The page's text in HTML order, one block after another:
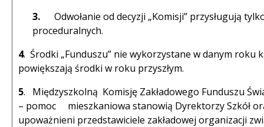
3. Odwołanie od decyzji „Komisji” przysługują
proceduralnych.
4. Środki „Funduszu” nie wykorzystane w danym roku
powiększają środki w roku przyszłym.
5. Międzyszkolną Komisję Zakładowego Funduszu
– pomoc mieszkaniowa stanowią Dyrektorzy Szkół
upoważnieni przedstawiciele zakładowej organizacji